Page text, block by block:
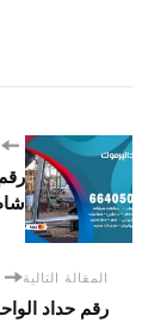
المقالة التالية